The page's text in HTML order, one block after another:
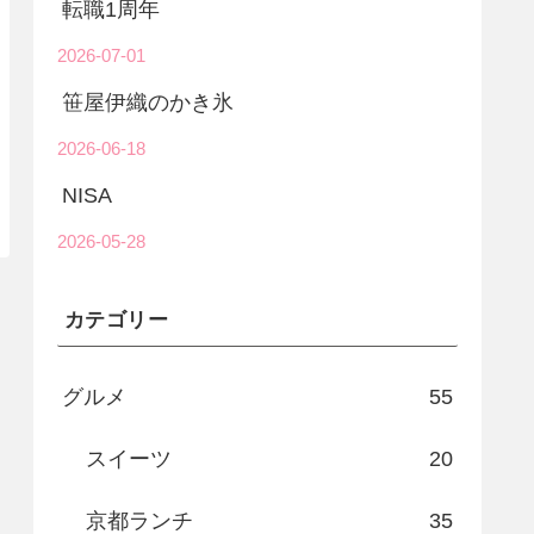
転職1周年
2026-07-01
笹屋伊織のかき氷
2026-06-18
NISA
2026-05-28
カテゴリー
グルメ 55
スイーツ 20
京都ランチ 35